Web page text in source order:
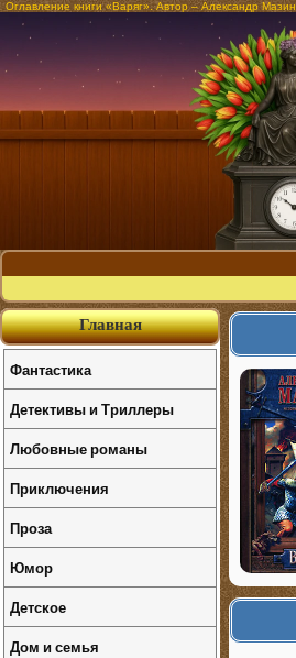
Оглавление книги «Варяг». Автор – Александр Мазин
Главная
Фантастика
Детективы и Триллеры
Любовные романы
Приключения
Проза
Юмор
Детское
Дом и семья